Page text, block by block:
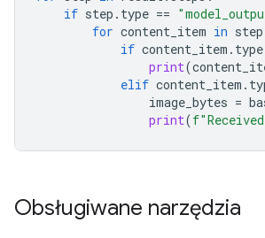
if step . type ==
for content_item in step
if content_item . type
print(
elif content_item .
image_bytes =
print(f
Obsługiwane narzędzia